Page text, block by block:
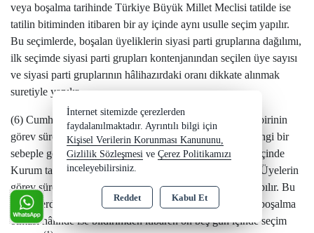
veya boşalma tarihinde Türkiye Büyük Millet Meclisi tatilde ise
tatilin bitiminden itibaren bir ay içinde aynı usulle seçim yapılır.
Bu seçimlerde, boşalan üyeliklerin siyasi parti gruplarına dağılımı,
ilk seçimde siyasi parti grupları kontenjanından seçilen üye sayısı
ve siyasi parti gruplarının hâlihazırdaki oranı dikkate alınmak
suretiyle yapılır.
(6) Cumhurbaşkanı (…)(1) tarafından seçilen üyelerden birinin
görev süresinin bitiminden kırk beş gün önce veya herhangi bir
sebeple görevin sona ermesi hâlinde durum, on beş gün içinde
Kurum tarafından, Cumhurbaşkanlığına (…)
bildirilir. Üyelerin
görev süresinin dolmasına bir ay kala yeni üye seçimi yapılır. Bu
üyeliklerde, görev süresi dolmadan herhangi bir sebeple boşalma
olması hâlinde ise bildirimden itibaren on beş gün içinde seçim
İnternet sitemizde çerezlerden
faydalanılmaktadır. Ayrıntılı bilgi için
Kişisel Verilerin Korunması Kanununu,
Gizlilik Sözleşmesi ve Çerez Politikamızı
inceleyebilirsiniz.
Reddet Kabul Et